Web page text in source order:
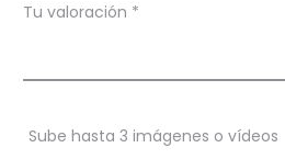
i
o
e
Tu valoración *
Sube hasta 3 imágenes o vídeos